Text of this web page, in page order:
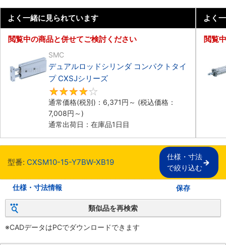
よく一緒に見られています
閲覧中の商品と併せてご検討ください
SMC
デュアルロッドシリンダ コンパクトタイ
プ CXSJシリーズ
通常価格(税別)： 6,371円 ～ (税込価格：
7,008円 ～)
通常出荷日：在庫品1日目
よく
閲覧
型番: CXSM10-15-Y7BW-XB19
仕様・寸法
で絞り込む
仕様・寸法情報 保存
類似品を再検索
※CADデータはPCでダウンロードできます